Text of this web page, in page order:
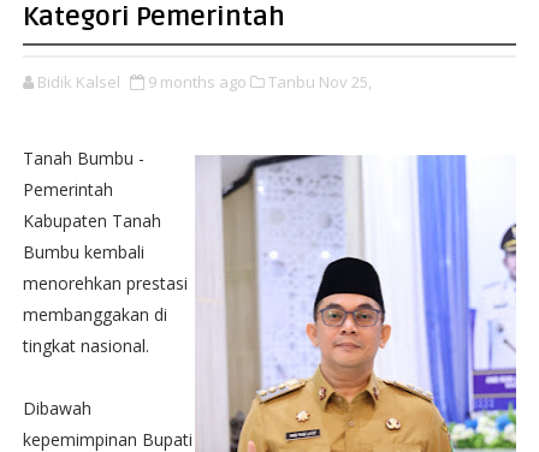
Kategori Pemerintah
Bidik Kalsel 9 months ago Tanbu Nov 25,
Tanah Bumbu -
Pemerintah
Kabupaten Tanah
Bumbu kembali
menorehkan prestasi
membanggakan di
tingkat nasional.
Dibawah
kepemimpinan Bupati